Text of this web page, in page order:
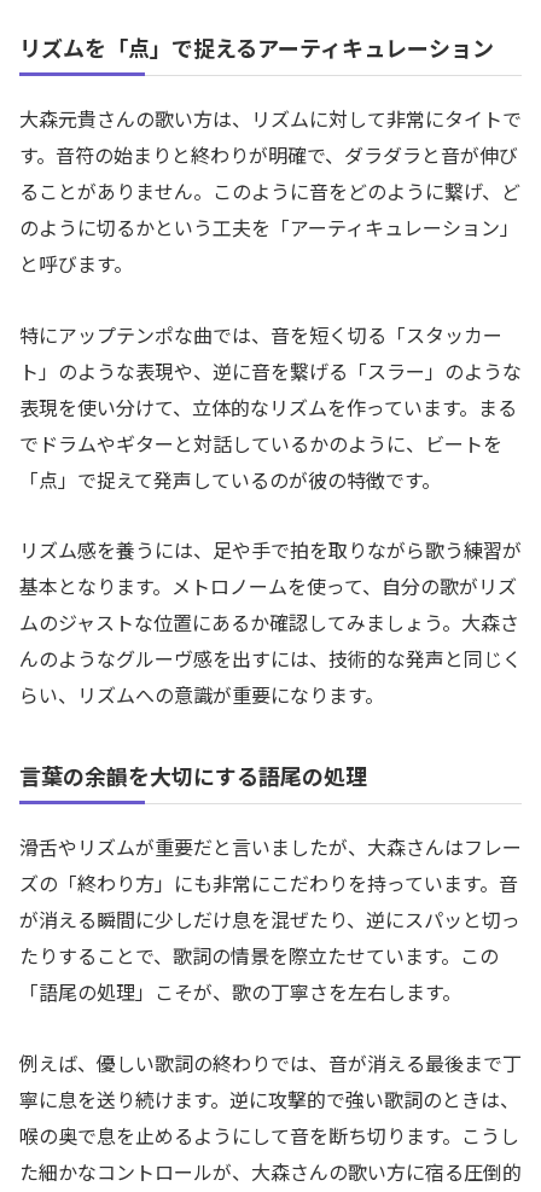
リズムを「点」で捉えるアーティキュレーション
大森元貴さんの歌い方は、リズムに対して非常にタイトで
す。音符の始まりと終わりが明確で、ダラダラと音が伸び
ることがありません。このように音をどのように繋げ、ど
のように切るかという工夫を「アーティキュレーション」
と呼びます。
特にアップテンポな曲では、音を短く切る「スタッカー
ト」のような表現や、逆に音を繋げる「スラー」のような
表現を使い分けて、立体的なリズムを作っています。まる
でドラムやギターと対話しているかのように、ビートを
「点」で捉えて発声しているのが彼の特徴です。
リズム感を養うには、足や手で拍を取りながら歌う練習が
基本となります。メトロノームを使って、自分の歌がリズ
ムのジャストな位置にあるか確認してみましょう。大森さ
んのようなグルーヴ感を出すには、技術的な発声と同じく
らい、リズムへの意識が重要になります。
言葉の余韻を大切にする語尾の処理
滑舌やリズムが重要だと言いましたが、大森さんはフレー
ズの「終わり方」にも非常にこだわりを持っています。音
が消える瞬間に少しだけ息を混ぜたり、逆にスパッと切っ
たりすることで、歌詞の情景を際立たせています。この
「語尾の処理」こそが、歌の丁寧さを左右します。
例えば、優しい歌詞の終わりでは、音が消える最後まで丁
寧に息を送り続けます。逆に攻撃的で強い歌詞のときは、
喉の奥で息を止めるようにして音を断ち切ります。こうし
た細かなコントロールが、大森さんの歌い方に宿る圧倒的